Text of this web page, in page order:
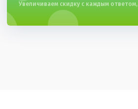
Увеличиваем скидку с каждым